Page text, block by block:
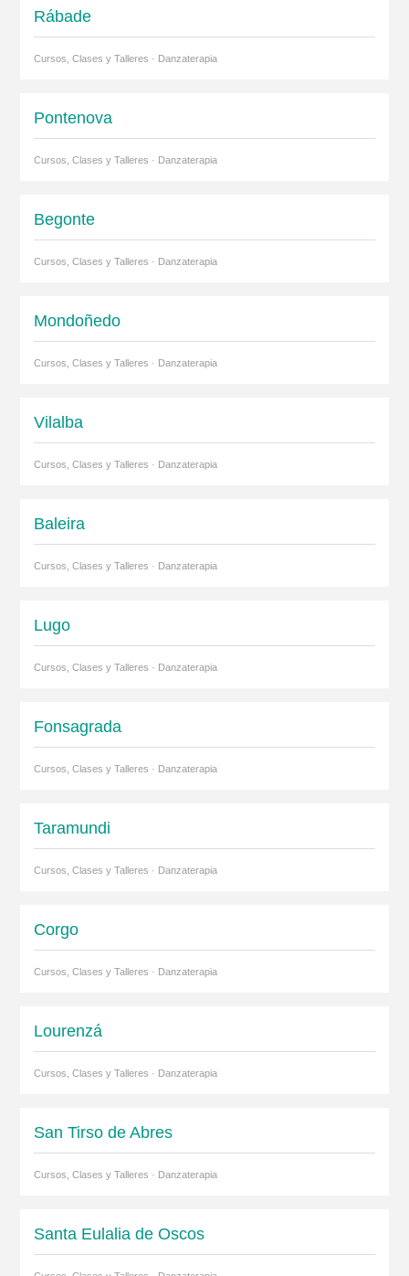
Rábade
Cursos, Clases y Talleres · Danzaterapia
Pontenova
Cursos, Clases y Talleres · Danzaterapia
Begonte
Cursos, Clases y Talleres · Danzaterapia
Mondoñedo
Cursos, Clases y Talleres · Danzaterapia
Vilalba
Cursos, Clases y Talleres · Danzaterapia
Baleira
Cursos, Clases y Talleres · Danzaterapia
Lugo
Cursos, Clases y Talleres · Danzaterapia
Fonsagrada
Cursos, Clases y Talleres · Danzaterapia
Taramundi
Cursos, Clases y Talleres · Danzaterapia
Corgo
Cursos, Clases y Talleres · Danzaterapia
Lourenzá
Cursos, Clases y Talleres · Danzaterapia
San Tirso de Abres
Cursos, Clases y Talleres · Danzaterapia
Santa Eulalia de Oscos